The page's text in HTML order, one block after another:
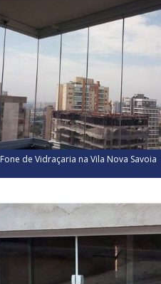
Fone de Vidraçaria na Vila Nova Savoia